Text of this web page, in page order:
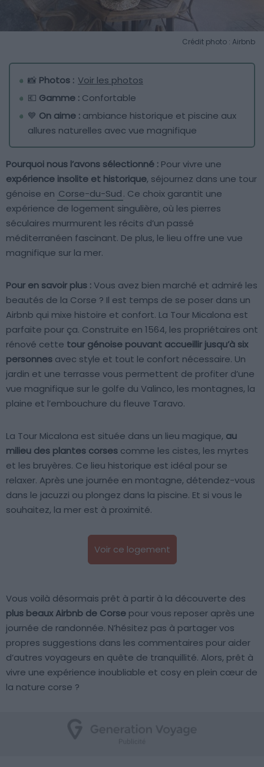
Crédit photo : Airbnb
📸 Photos : Voir les photos
💶 Gamme : Confortable
💙 On aime : ambiance historique et piscine aux
allures naturelles avec vue magnifique
Pourquoi nous l’avons sélectionné : Pour vivre une
expérience insolite et historique, séjournez dans une tour
génoise en Corse-du-Sud. Ce choix garantit une
expérience de logement singulière, où les pierres
séculaires murmurent les récits d’un passé
méditerranéen fascinant. De plus, le lieu offre une vue
magnifique sur la mer.
Pour en savoir plus :Vous avez bien marché et admiré les
beautés de la Corse ? Il est temps de se poser dans un
Airbnb qui mixe histoire et confort. La Tour Micalona est
parfaite pour ça. Construite en 1564, les propriétaires ont
rénové cette tour génoise pouvant accueillir jusqu’à six
personnes avec style et tout le confort nécessaire. Un
jardin et une terrasse vous permettent de profiter d’une
vue magnifique sur le golfe du Valinco, les montagnes, la
plaine et l’embouchure du fleuve Taravo.
La Tour Micalona est située dans un lieu magique, au
milieu des plantes corses comme les cistes, les myrtes
et les bruyères. Ce lieu historique est idéal pour se
relaxer. Après une journée en montagne, détendez-vous
dans le jacuzzi ou plongez dans la piscine. Et si vous le
souhaitez, la mer est à proximité.
Voir ce logement
Vous voilà désormais prêt à partir à la découverte des
plus beaux Airbnb de Corse pour vous reposer après une
journée de randonnée. N’hésitez pas à partager vos
propres suggestions dans les commentaires pour aider
d’autres voyageurs en quête de tranquillité. Alors, prêt à
vivre une expérience inoubliable et cosy en plein cœur de
la nature corse ?